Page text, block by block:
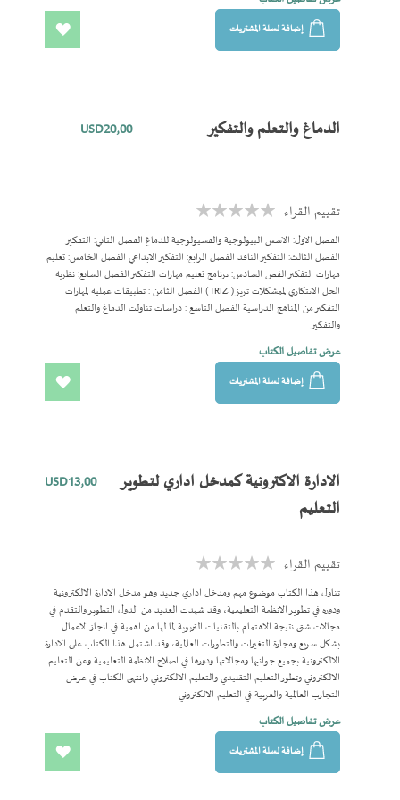
وقابليات المتعلم المتغيرة في الوقت الحالي، حيث جاء هذا الكتاب ليساعد المعلم
والمدرس في تطوير قابلياته وخبراته التعليمية.
إضافة لسلة المشتريات
الدماغ والتعلم والتفكير USD20٫00
Rating: تقييم القراء
الفصل الاول: الاسس البيولوجية والفسيولوجية للدماغ الفصل الثاني: التفكير
الفصل الثالث: التفكير الناقد الفصل الرابع: التفكير الابداعي الفصل الخامس: تعليم
مهارات التفكير الفص السادس: برنامج تعليم مهارات التفكير الفصل السابع: نظرية
الحل الابتكاري لممشكلات تريز ( TRIZ ) الفصل الثامن : تطبيقات عملية لمهارات
التفكير من المناهج الدراسية الفصل التاسع : دراسات تناولت الدماغ والتعلم
والتفكير
عرض تفاصيل الكتاب
إضافة لسلة المشتريات
الادارة الاكترونية كمدخل اداري لتطوير
التعليم
USD13٫00
Rating: تقييم القراء
تناول هذا الكتاب موضوع مهم ومدخل اداري جديد وهو مدخل الادارة الالكترونية
ودوره في تطوير الانظمة التعليمية، وقد شهدت العديد من الدول التطوبر والتقدم في
مجالات شتى نتيجة الاهتمام بالتقنيات التربوية لما لها من اهمية في انجاز الاعمال
بشكل سريع ومجارة التغيرات والتطورات العالمية، وقد اشتمل هذا الكتاب على الادارة
الالكترونية بجميع جوانبها ومجالاتها ودورها في اصلاح الانظمة التعليمية وعن التعليم
الالكتروني وتطور التعليم التقليدي والتعليم الالكتروني وانتهى الكتاب في عرض
التجارب العالمية والعربية في التعليم الالكتروني
عرض تفاصيل الكتاب
إضافة لسلة المشتريات